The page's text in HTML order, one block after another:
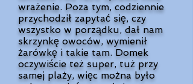
wrażenie. Poza tym, codziennie
przychodził zapytać się, czy
wszystko w porządku, dał nam
skrzynkę owoców, wymienił
żarówkę i takie tam. Domek
oczywiście też super, tuż przy
samej plaży, więc można było